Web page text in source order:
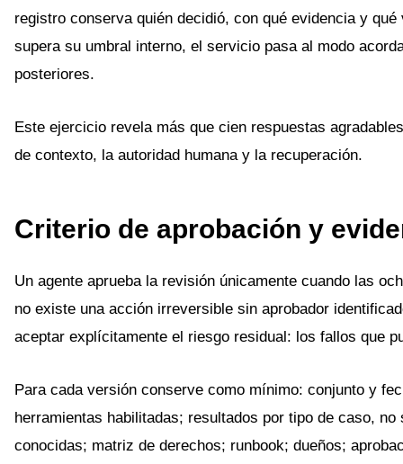
registro conserva quién decidió, con qué evidencia y
supera su umbral interno, el servicio pasa al modo
posteriores.
Este ejercicio revela más que cien respuestas
de contexto, la autoridad humana y la recuperación.
Criterio de aprobación y
Un agente aprueba la revisión únicamente cuando las
no existe una acción irreversible sin aprobador
aceptar explícitamente el riesgo residual: los fallos que
Para cada versión conserve como mínimo: conjunto y
herramientas habilitadas; resultados por tipo de caso,
conocidas; matriz de derechos; runbook; dueños;